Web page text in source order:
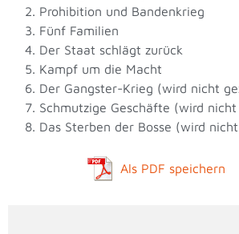
2. Prohibition und Bandenkrieg
3. Fünf Familien
4. Der Staat schlägt zurück
5. Kampf um die Macht
6. Der Gangster-Krieg (wird nicht
7. Schmutzige Geschäfte (wird
8. Das Sterben der Bosse (wird
Als PDF speichern